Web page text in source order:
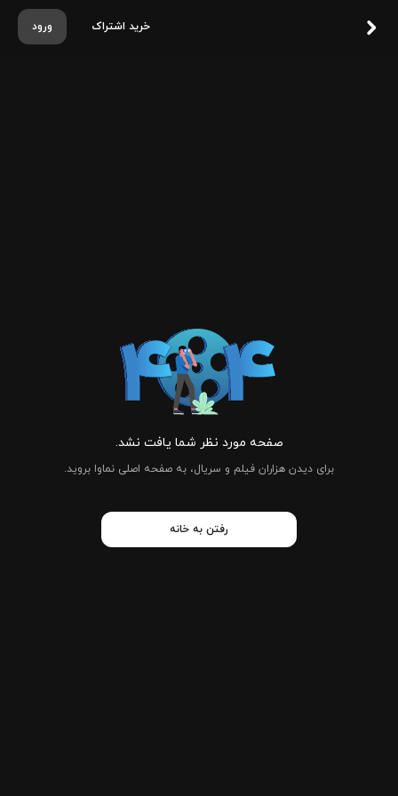
ورود خرید اشتراک
صفحه مورد نظر شما یافت نشد.
برای دیدن هزاران فیلم و سریال، به صفحه اصلی نماوا بروید.
رفتن به خانه